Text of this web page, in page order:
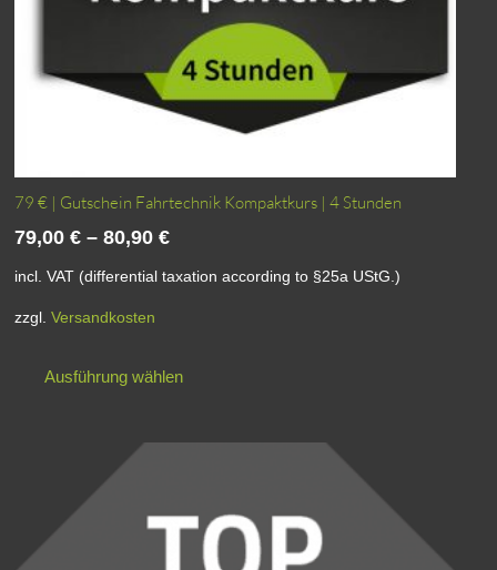
79 € | Gutschein Fahrtechnik Kompaktkurs | 4 Stunden
79,00 €– 80,90 €
incl. VAT (differential taxation according to §25a UStG.)
zzgl. Versandkosten
Ausführung wählen
mehrere
Die
Optionen